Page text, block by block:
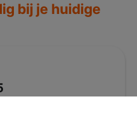
bij je huidige